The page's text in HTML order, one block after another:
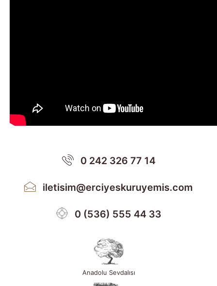
0 242 326 77 14
iletisim@erciyeskuruyemis.com
0 (536) 555 44 33
Anadolu Sevdalısı